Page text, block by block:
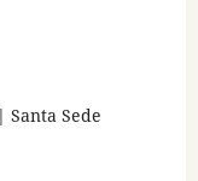
Sede